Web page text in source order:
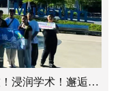
小伦敦国际营德国游学：解码科技！浸润学术！邂逅童话！